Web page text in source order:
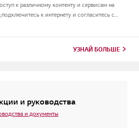
к различному контенту и сервисам на
к интернету и согласитесь с
УЗНАЙ БОЛЬШЕ
и руководства
и документы